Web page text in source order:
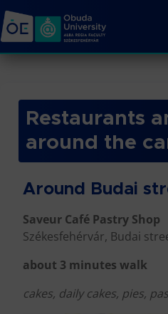
Restaurants
around the
Around Budai
Saveur Café Pastry Shop
Székesfehérvár, Budai
about 3 minutes walk
cakes, daily cakes, pies,